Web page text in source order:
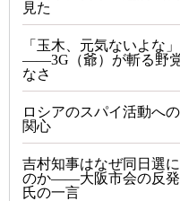
見た
「玉木、元気ないよな」
――3G（爺）が斬る野
なさ
ロシアのスパイ活動へ
関心
吉村知事はなぜ同日選
のか――大阪市会の反
氏の一言